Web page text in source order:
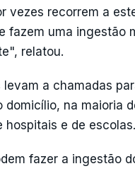
vezes recorrem a
fazem uma ingestão
relatou.
levam a chamadas
domicílio, na maioria
hospitais e de escolas.
fazer a ingestão